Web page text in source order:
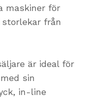
maskiner för
från
är ideal för
sin
in-line